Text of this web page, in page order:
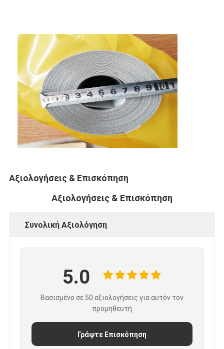
Αξιολογήσεις & Επισκόπηση
Αξιολογήσεις & Επισκόπηση
Συνολική Αξιολόγηση
5.0
Βασισμένο σε 50 αξιολογήσεις για αυτόν τον
προμηθευτή
Γράψτε Επισκόπηση